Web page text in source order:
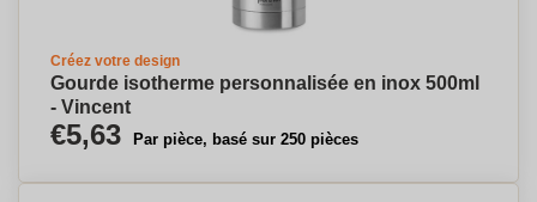
Créez votre design
Gourde isotherme personnalisée en inox 500ml
- Vincent
€5,63 Par pièce, basé sur 250 pièces